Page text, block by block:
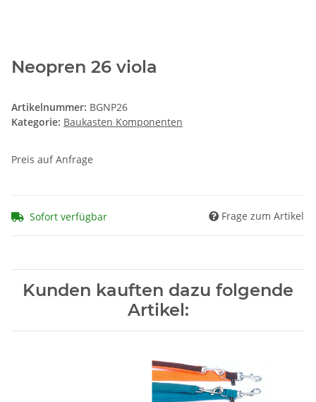
Neopren 26 viola
Artikelnummer: BGNP26
Kategorie: Baukasten Komponenten
Preis auf Anfrage
Sofort verfügbar Frage zum Artikel
Kunden kauften dazu folgende
Artikel: